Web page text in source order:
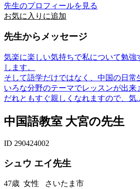
先生のプロフィールを見る
お気に入りに追加
先生からメッセージ
気楽に楽しい気持ちで私について勉強
します。
そして語学だけではなく、中国の日常
いろな分野のテーマでレッスンが出来
だれともすぐ親しくなれますので、気
中国語教室 大宮の先生
ID 290424002
シュウ エイ先生
47歳 女性 さいたま市